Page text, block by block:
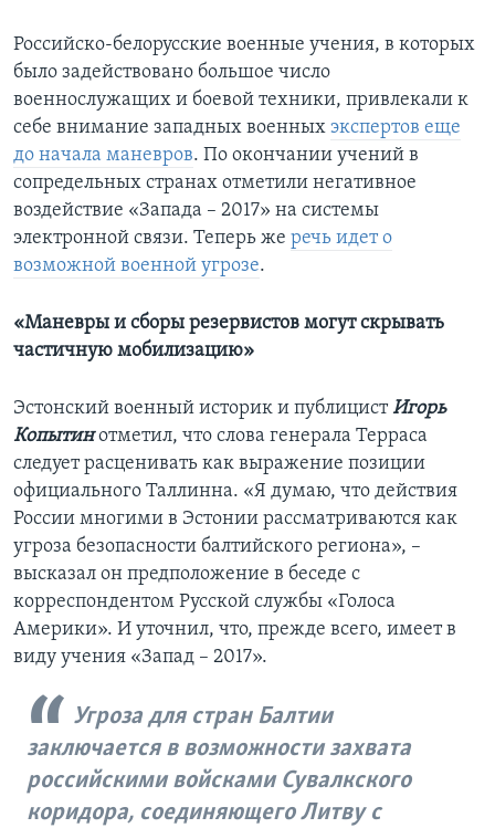
Российско-белорусские военные учения, в которых
было задействовано большое число
военнослужащих и боевой техники, привлекали к
себе внимание западных военных экспертов еще
до начала маневров. По окончании учений в
сопредельных странах отметили негативное
воздействие «Запада – 2017» на системы
электронной связи. Теперь же речь идет о
возможной военной угрозе.
«Маневры и сборы резервистов могут скрывать
частичную мобилизацию»
Эстонский военный историк и публицистИгорь
Копытинотметил, что слова генерала Терраса
следует расценивать как выражение позиции
официального Таллинна. «Я думаю, что действия
России многими в Эстонии рассматриваются как
угроза безопасности балтийского региона», –
высказал он предположение в беседе с
корреспондентом Русской службы «Голоса
Америки». И уточнил, что, прежде всего, имеет в
виду учения «Запад – 2017».
Угроза для стран Балтии
заключается в возможности захвата
российскими войсками Сувалкского
коридора, соединяющего Литву с